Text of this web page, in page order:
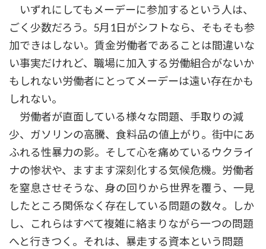
いずれにしてもメーデーに参加するという人は、
ごく少数だろう。5月1日がシフトなら、そもそも参
加できはしない。賃金労働者であることは間違いな
い事実だけれど、職場に加入する労働組合がないか
もしれない労働者にとってメーデーは遠い存在かも
しれない。
労働者が直面している様々な問題、手取りの減
少、ガソリンの高騰、食料品の値上がり。街中にあ
ふれる性暴力の影。そして心を痛めているウクライ
ナの惨状や、ますます深刻化する気候危機。労働者
を窒息させそうな、身の回りから世界を覆う、一見
したところ関係なく存在している問題の数々。しか
し、これらはすべて複雑に絡まりながら一つの問題
へと行きつく。それは、暴走する資本という問題